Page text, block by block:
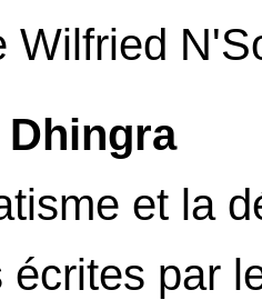
Wilfried
Dhingra
et la
écrites par